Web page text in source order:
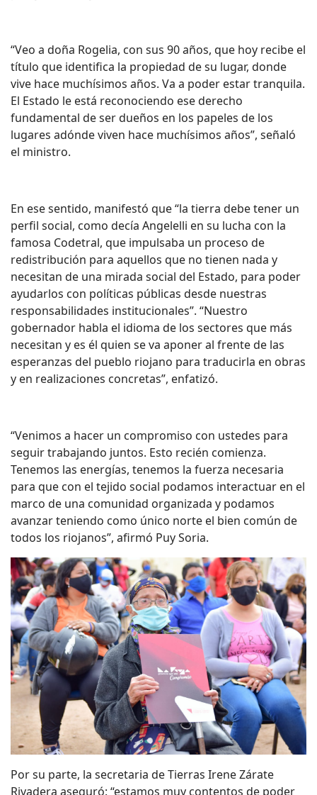
“Veo a doña Rogelia, con sus 90 años, que hoy recibe el
título que identifica la propiedad de su lugar, donde
vive hace muchísimos años. Va a poder estar tranquila.
El Estado le está reconociendo ese derecho
fundamental de ser dueños en los papeles de los
lugares adónde viven hace muchísimos años”, señaló
el ministro.
En ese sentido, manifestó que “la tierra debe tener un
perfil social, como decía Angelelli en su lucha con la
famosa Codetral, que impulsaba un proceso de
redistribución para aquellos que no tienen nada y
necesitan de una mirada social del Estado, para poder
ayudarlos con políticas públicas desde nuestras
responsabilidades institucionales”. “Nuestro
gobernador habla el idioma de los sectores que más
necesitan y es él quien se va aponer al frente de las
esperanzas del pueblo riojano para traducirla en obras
y en realizaciones concretas”, enfatizó.
“Venimos a hacer un compromiso con ustedes para
seguir trabajando juntos. Esto recién comienza.
Tenemos las energías, tenemos la fuerza necesaria
para que con el tejido social podamos interactuar en el
marco de una comunidad organizada y podamos
avanzar teniendo como único norte el bien común de
todos los riojanos”, afirmó Puy Soria.
Por su parte, la secretaria de Tierras Irene Zárate
Rivadera aseguró: “estamos muy contentos de poder